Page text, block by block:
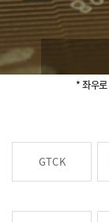
GTCK